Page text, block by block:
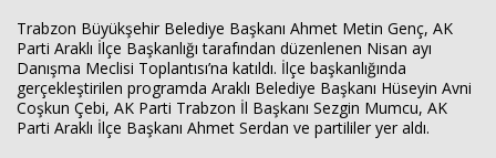
Trabzon Büyükşehir Belediye Başkanı Ahmet Metin Genç, AK
Parti Araklı İlçe Başkanlığı tarafından düzenlenen Nisan ayı
Danışma Meclisi Toplantısı’na katıldı. İlçe başkanlığında
gerçekleştirilen programda Araklı Belediye Başkanı Hüseyin Avni
Coşkun Çebi, AK Parti Trabzon İl Başkanı Sezgin Mumcu, AK
Parti Araklı İlçe Başkanı Ahmet Serdan ve partililer yer aldı.
Haberin Doğru Adresi.